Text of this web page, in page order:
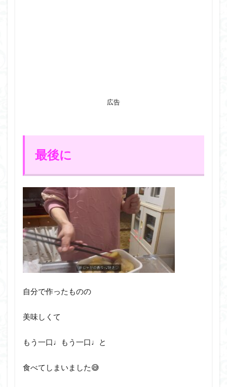
広告
最後に
自分で作ったものの
美味しくて
もう一口♩もう一口♩と
食べてしまいました😅